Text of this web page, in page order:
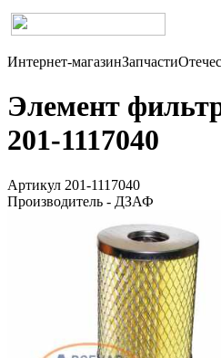
Интернет-магазинЗапчасти
Элемент
201-1117040
Артикул 201-1117040
Производитель - ДЗАФ